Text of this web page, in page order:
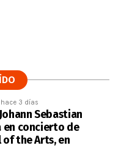
hace 3 días
Sebastian
en concierto de
of the Arts, en